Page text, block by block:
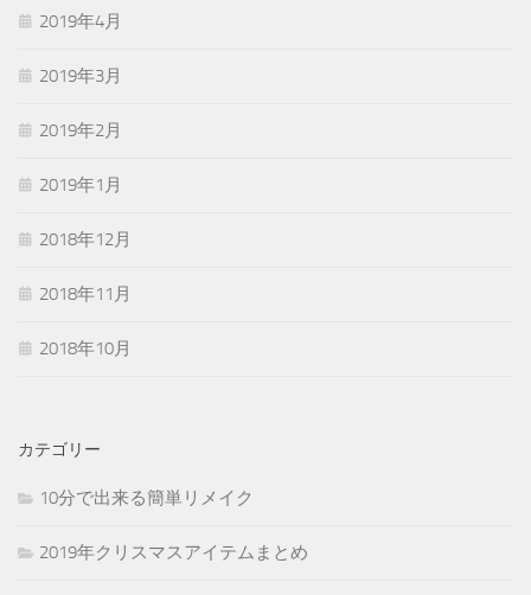
2019年4月
2019年3月
2019年2月
2019年1月
2018年12月
2018年11月
2018年10月
カテゴリー
10分で出来る簡単リメイク
2019年クリスマスアイテムまとめ